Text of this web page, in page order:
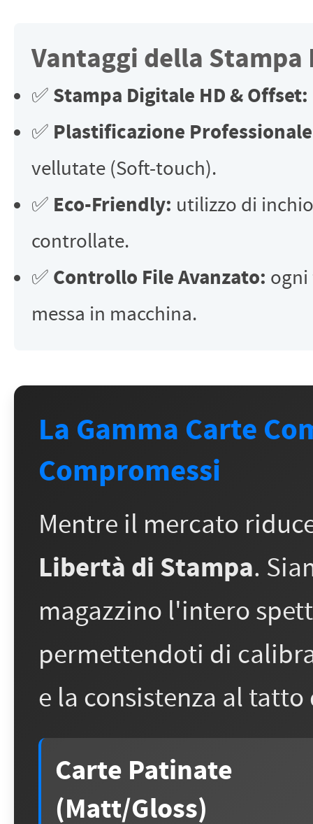
Vantaggi della
✅ Stampa Digitale HD & Offset:
✅ Plastificazione
vellutate (Soft-touch).
✅ Eco-Friendly: utilizzo di
controllate.
✅ Controllo File Avanzato:
messa in macchina.
La Gamma Carte
Compromessi
Mentre il mercato
Libertà di Stampa.
magazzino l'intero
permettendoti di
e la consistenza al
Carte Patinate
(Matt/Gloss)